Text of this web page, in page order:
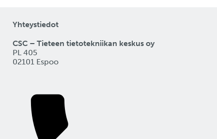
Yhteystiedot
CSC – Tieteen tietotekniikan keskus oy
PL 405
02101 Espoo